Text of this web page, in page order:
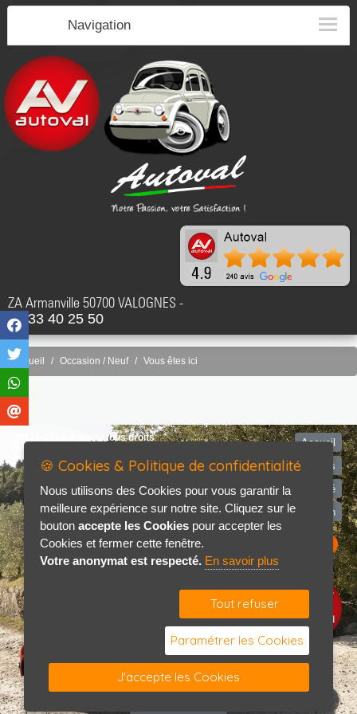
ZA Armanville 50700 VALOGNES -
02 33 40 25 50
Navigation
Accueil Occasion / Neuf Vous êtes ici
©2026-2027 Autoval tous droits
réservés
Accueil
Mentions légales
Politique de confidentialité
Contact / Plan
🍪 Cookies & Politique de confidentialité
Nous utilisons des Cookies pour vous garantir la
meilleure expérience sur notre site. Cliquez sur le
bouton accepte les Cookies pour accepter les
Cookies et fermer cette fenêtre.
Votre anonymat est respecté. En savoir plus
Tout refuser
Paramétrer les Cookies
J'accepte les Cookies